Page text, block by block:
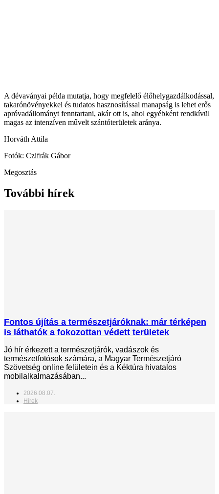
A dévaványai példa mutatja, hogy megfelelő élőhelygazdálkodással,
takarónövényekkel és tudatos hasznosítással manapság is lehet erős
apróvadállományt fenntartani, akár ott is, ahol egyébként rendkívül
magas az intenzíven művelt szántóterületek aránya.
Horváth Attila
Fotók: Czifrák Gábor
Megosztás
További hírek
Fontos újítás a természetjáróknak: már térképen
is láthatók a fokozottan védett területek
Jó hír érkezett a természetjárók, vadászok és
természetfotósok számára, a Magyar Természetjáró
Szövetség online felületein és a Kéktúra hivatalos
mobilalkalmazásában...
2026.08.07.
Hírek